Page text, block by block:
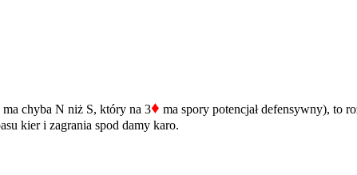
chyba N niż S, który na 3♦ ma spory potencjał defensywny), to
kier i zagrania spod damy karo.